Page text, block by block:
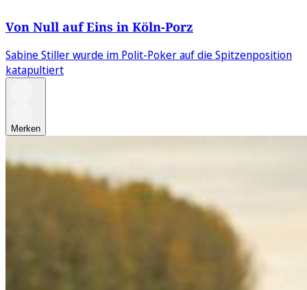
Von Null auf Eins in Köln-Porz
Sabine Stiller wurde im Polit-Poker auf die Spitzenposition
katapultiert
Merken